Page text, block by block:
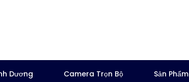
Dương Camera Trọn Bộ Sản Phẩm